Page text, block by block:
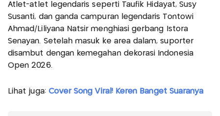
Atlet-atlet legendaris seperti Taufik Hidayat, Susy
Susanti, dan ganda campuran legendaris Tontowi
Ahmad/Liliyana Natsir menghiasi gerbang Istora
Senayan. Setelah masuk ke area dalam, suporter
disambut dengan kemegahan dekorasi Indonesia
Open 2026.
Lihat juga: Cover Song Viral! Keren Banget Suaranya